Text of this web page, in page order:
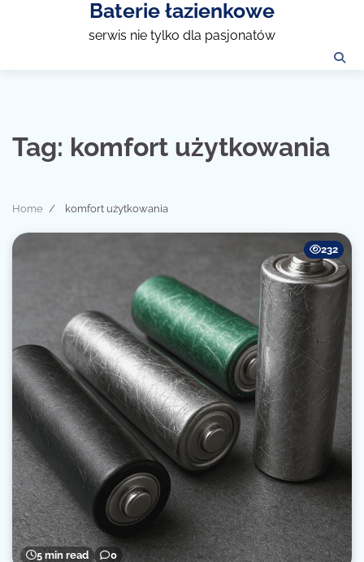
Baterie łazienkowe
serwis nie tylko dla pasjonatów
Tag: komfort użytkowania
Home komfort użytkowania
5 min read 0
232